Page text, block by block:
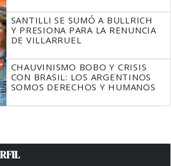
SANTILLI SE SUMÓ A BULLRICH
Y PRESIONA PARA LA RENUNCIA
DE VILLARRUEL
CHAUVINISMO BOBO Y CRISIS
CON BRASIL: LOS ARGENTINOS
SOMOS DERECHOS Y HUMANOS